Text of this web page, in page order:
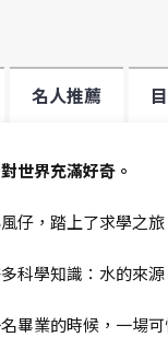
名人推薦
世界充滿好奇。
仔，踏上了求學之
科學知識：水的來
畢業的時候，一場